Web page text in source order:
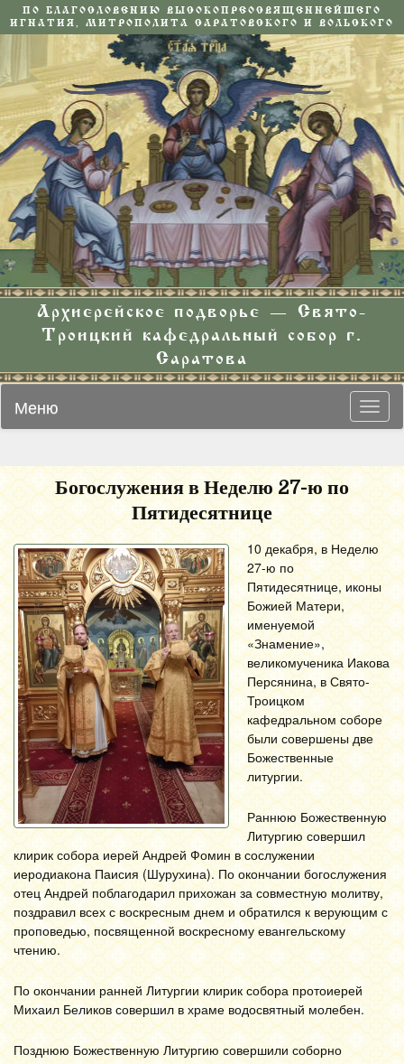
ПО БЛАГОСЛОВЕНИЮ ВЫСОКОПРЕОСВЯЩЕННЕЙШЕГО
ИГНАТИЯ, МИТРОПОЛИТА САРАТОВСКОГО И ВОЛЬСКОГО
Архиерейское подворье — Свято-
Троицкий кафедральный собор г.
Саратова
Меню
Богослужения в Неделю 27-ю по
Пятидесятнице
10 декабря, в Неделю
27-ю по
Пятидесятнице, иконы
Божией Матери,
именуемой
«Знамение»,
великомученика Иакова
Персянина, в Свято-
Троицком
кафедральном соборе
были совершены две
Божественные
литургии.
Раннюю Божественную
Литургию совершил
клирик собора иерей Андрей Фомин в сослужении
иеродиакона Паисия (Шурухина). По окончании богослужения
отец Андрей поблагодарил прихожан за совместную молитву,
поздравил всех с воскресным днем и обратился к верующим с
проповедью, посвященной воскресному евангельскому
чтению.
По окончании ранней Литургии клирик собора протоиерей
Михаил Беликов совершил в храме водосвятный молебен.
Позднюю Божественную Литургию совершили соборно